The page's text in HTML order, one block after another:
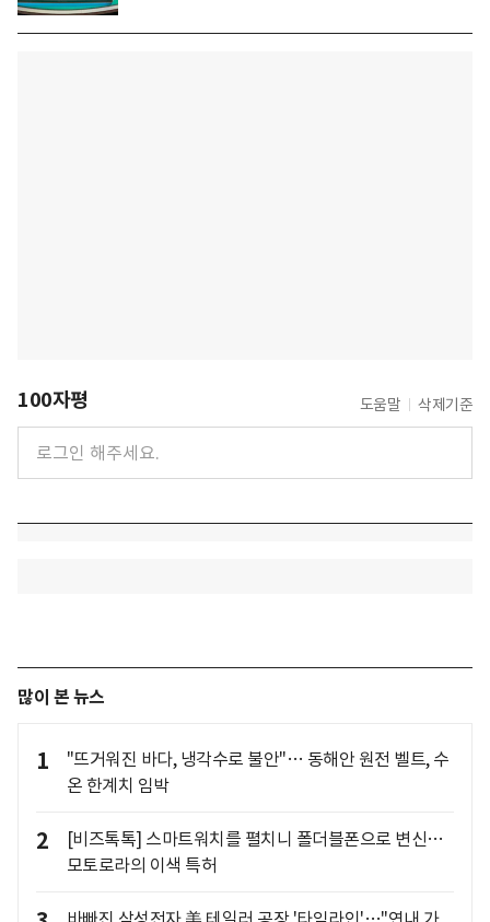
100자평 도움말 삭제기준
많이 본 뉴스
1
"뜨거워진 바다, 냉각수로 불안"… 동해안 원전 벨트, 수
온 한계치 임박
2
[비즈톡톡] 스마트워치를 펼치니 폴더블폰으로 변신…
모토로라의 이색 특허